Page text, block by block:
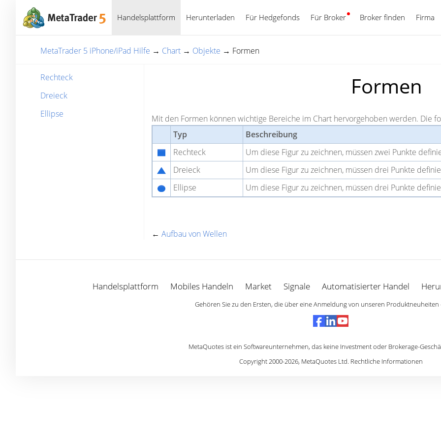
Handelsplattform Herunterladen Für Hedgefonds Für Broker Broker finden Firma
Deutsch
MetaTrader 5 iPhone/iPad Hilfe → Chart → Objekte → Formen
Rechteck
Dreieck
Ellipse
Formen
Mit den Formen können wichtige Bereiche im Chart hervorgehoben werden. Die
Typ
Beschreibung
Rechteck
Um diese Figur zu zeichnen, müssen zwei Punkte
Dreieck
Um diese Figur zu zeichnen, müssen drei Punkte
Ellipse
Um diese Figur zu zeichnen, müssen drei Punkte
← Aufbau von Wellen
Handelsplattform Mobiles Handeln Market Signale Automatisierter Handel
Gehören Sie zu den Ersten, die über eine Anmeldung von unseren
MetaQuotes ist ein Softwareunternehmen, das keine Investment oder Brokerage-
Copyright 2000-2026, MetaQuotes Ltd. Rechtliche Informationen